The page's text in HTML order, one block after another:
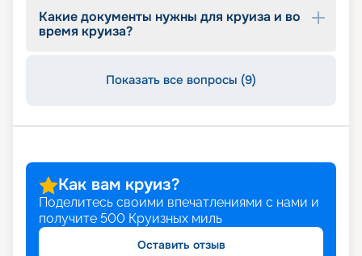
Какие документы нужны для круиза и во
время круиза?
Показать все вопросы (9)
Как вам круиз?
Поделитесь своими впечатлениями с нами и
получите 500 Круизных миль
Оставить отзыв